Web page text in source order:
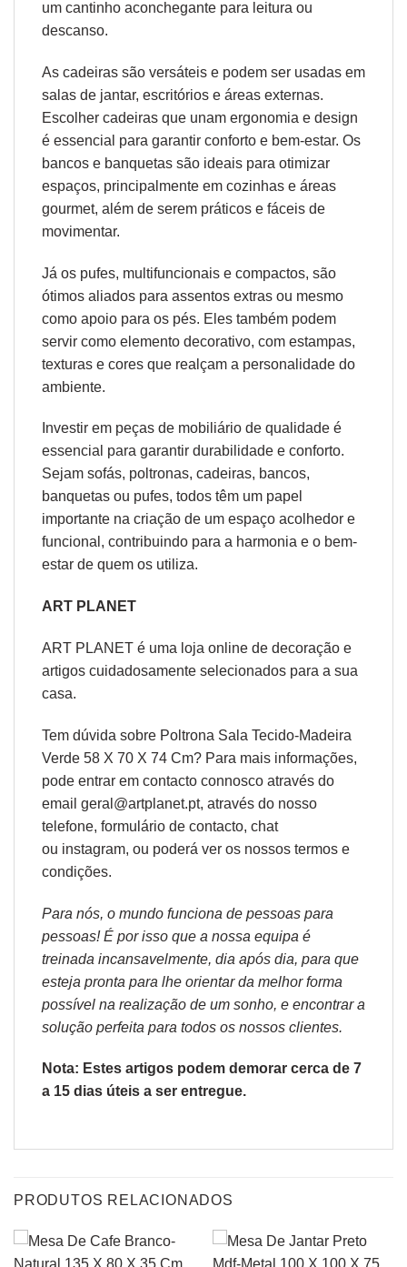
um cantinho aconchegante para leitura ou
descanso.
As cadeiras são versáteis e podem ser usadas em
salas de jantar, escritórios e áreas externas.
Escolher cadeiras que unam ergonomia e design
é essencial para garantir conforto e bem-estar. Os
bancos e banquetas são ideais para otimizar
espaços, principalmente em cozinhas e áreas
gourmet, além de serem práticos e fáceis de
movimentar.
Já os pufes, multifuncionais e compactos, são
ótimos aliados para assentos extras ou mesmo
como apoio para os pés. Eles também podem
servir como elemento decorativo, com estampas,
texturas e cores que realçam a personalidade do
ambiente.
Investir em peças de mobiliário de qualidade é
essencial para garantir durabilidade e conforto.
Sejam sofás, poltronas, cadeiras, bancos,
banquetas ou pufes, todos têm um papel
importante na criação de um espaço acolhedor e
funcional, contribuindo para a harmonia e o bem-
estar de quem os utiliza.
ART PLANET
ART PLANET é uma loja online de decoração e
artigos cuidadosamente selecionados para a sua
casa.
Tem dúvida sobre Poltrona Sala Tecido-Madeira
Verde 58 X 70 X 74 Cm? Para mais informações,
pode entrar em contacto connosco através do
email geral@artplanet.pt, através do nosso
telefone, formulário de contacto, chat
ou instagram, ou poderá ver os nossos termos e
condições.
Para nós, o mundo funciona de pessoas para
pessoas! É por isso que a nossa equipa é
treinada incansavelmente, dia após dia, para que
esteja pronta para lhe orientar da melhor forma
possível na realização de um sonho, e encontrar a
solução perfeita para todos os nossos clientes.
Nota: Estes artigos podem demorar cerca de 7
a 15 dias úteis a ser entregue.
PRODUTOS RELACIONADOS